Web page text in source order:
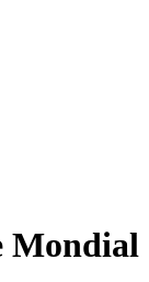
Mondial